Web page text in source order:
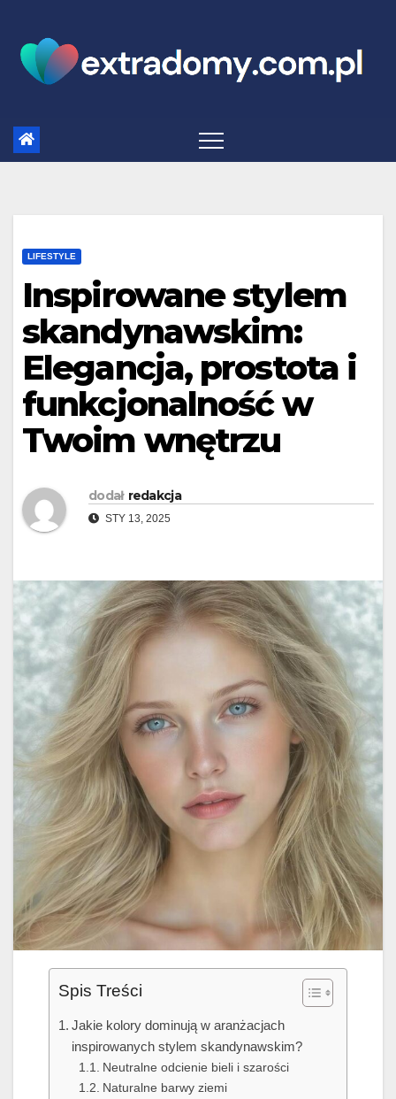
content
LIFESTYLE
Inspirowane stylem
skandynawskim:
Elegancja, prostota i
funkcjonalność w
Twoim wnętrzu
dodał redakcja
STY 13, 2025
Spis Treści
Jakie kolory dominują w aranżacjach
inspirowanych stylem skandynawskim?
Neutralne odcienie bieli i szarości
Naturalne barwy ziemi